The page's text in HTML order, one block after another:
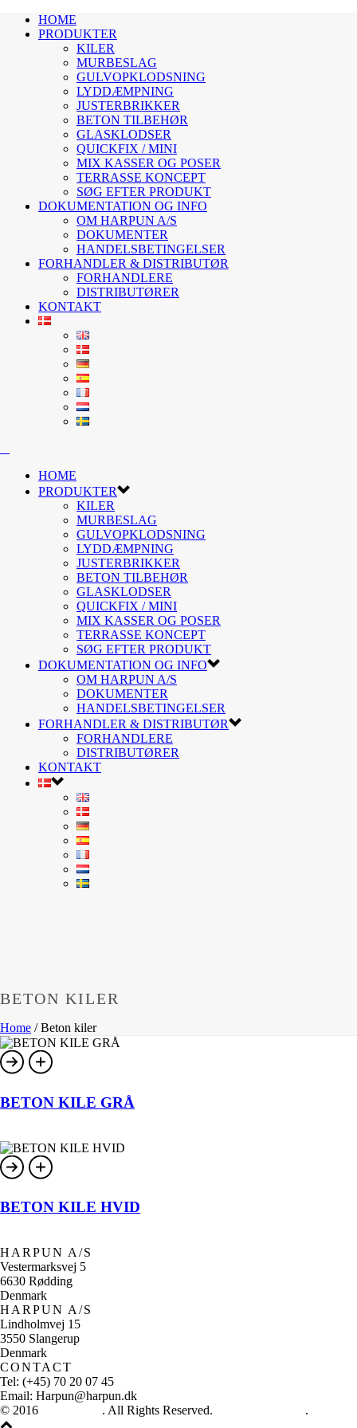
HOME
PRODUKTER
KILER
MURBESLAG
GULVOPKLODSNING
LYDDÆMPNING
JUSTERBRIKKER
BETON TILBEHØR
GLASKLODSER
QUICKFIX / MINI
MIX KASSER OG POSER
TERRASSE KONCEPT
SØG EFTER PRODUKT
DOKUMENTATION OG INFO
OM HARPUN A/S
DOKUMENTER
HANDELSBETINGELSER
FORHANDLER & DISTRIBUTØR
FORHANDLERE
DISTRIBUTØRER
KONTAKT
HOME
PRODUKTER
KILER
MURBESLAG
GULVOPKLODSNING
LYDDÆMPNING
JUSTERBRIKKER
BETON TILBEHØR
GLASKLODSER
QUICKFIX / MINI
MIX KASSER OG POSER
TERRASSE KONCEPT
SØG EFTER PRODUKT
DOKUMENTATION OG INFO
OM HARPUN A/S
DOKUMENTER
HANDELSBETINGELSER
FORHANDLER & DISTRIBUTØR
FORHANDLERE
DISTRIBUTØRER
KONTAKT
BETON KILER
Home /Beton kiler
BETON KILE GRÅ
BETON KILE HVID
HARPUN A/S
Vestermarksvej 5
6630 Rødding
Denmark
HARPUN A/S
Lindholmvej 15
3550 Slangerup
Denmark
CONTACT
Tel: (+45) 70 20 07 45
Email: Harpun@harpun.dk
© 2016
. All Rights Reserved. .